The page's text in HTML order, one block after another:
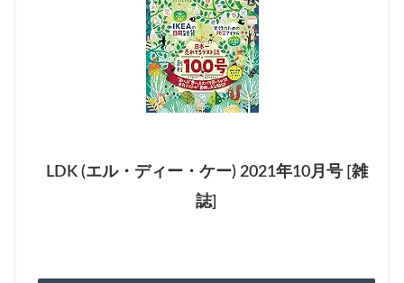
LDK (エル・ディー・ケー) 2021年10月号 [雑
誌]